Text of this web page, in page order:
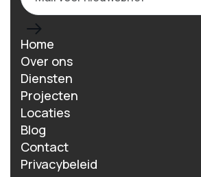
Home
Over ons
Diensten
Projecten
Locaties
Blog
Contact
Privacybeleid